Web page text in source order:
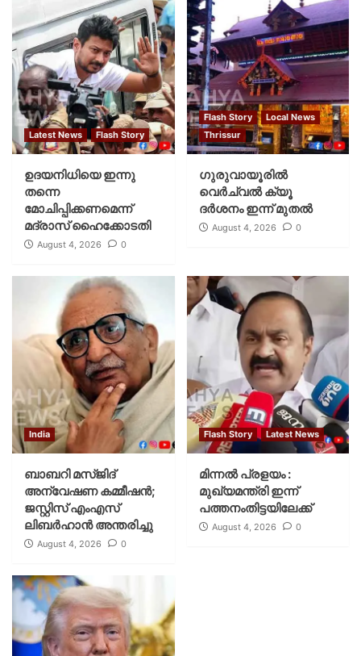
Latest News Flash Story
ഉദയനിധിയെ ഇന്നു
തന്നെ
മോചിപ്പിക്കണമെന്ന്
മദ്രാസ് ഹൈക്കോടതി
August 4, 2026 0
Flash Story
Local News
Thrissur
ഗുരുവായൂരില്‍
വെര്‍ച്വല്‍ ക്യൂ
ദര്‍ശനം ഇന്ന് മുതല്‍
August 4, 2026 0
India
ബാബറി മസ്ജിദ്
അന്വേഷണ കമ്മീഷന്‍;
ജസ്റ്റിസ് എംഎസ്
ലിബര്‍ഹാന്‍ അന്തരിച്ചു
August 4, 2026 0
Flash Story Latest News
മിന്നല്‍ പ്രളയം :
മുഖ്യമന്ത്രി ഇന്ന്
പത്തനംതിട്ടയിലേക്ക്
August 4, 2026 0